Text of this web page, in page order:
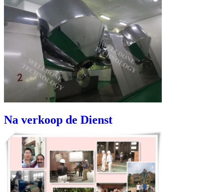
Na verkoop de Dienst